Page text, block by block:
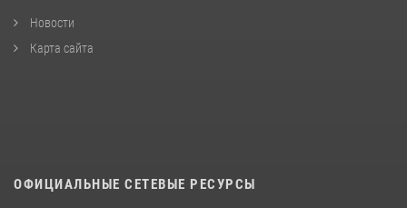
Новости
Карта сайта
ОФИЦИАЛЬНЫЕ СЕТЕВЫЕ РЕСУРСЫ